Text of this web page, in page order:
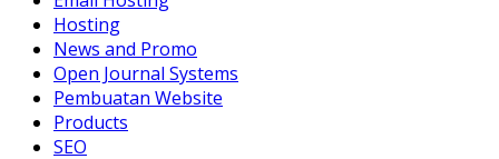
Hosting
News and Promo
Open Journal Systems
Pembuatan Website
Products
SEO